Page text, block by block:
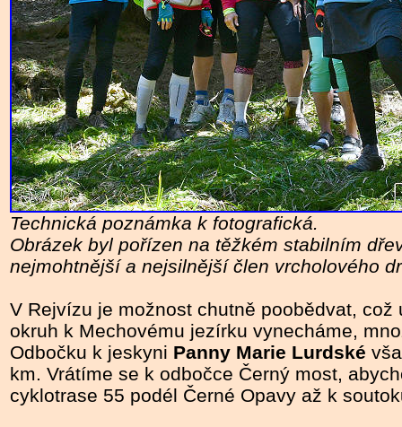
Technická poznámka k fotografická.
Obrázek byl pořízen na těžkém stabilním
nejmohtnější a nejsilnější člen vrcholového
V Rejvízu je možnost chutně poobědvat,
okruh k Mechovému jezírku vynecháme,
Odbočku k jeskyni Panny Marie Lurdské
km. Vrátíme se k odbočce Černý most,
cyklotrase 55 podél Černé Opavy až k